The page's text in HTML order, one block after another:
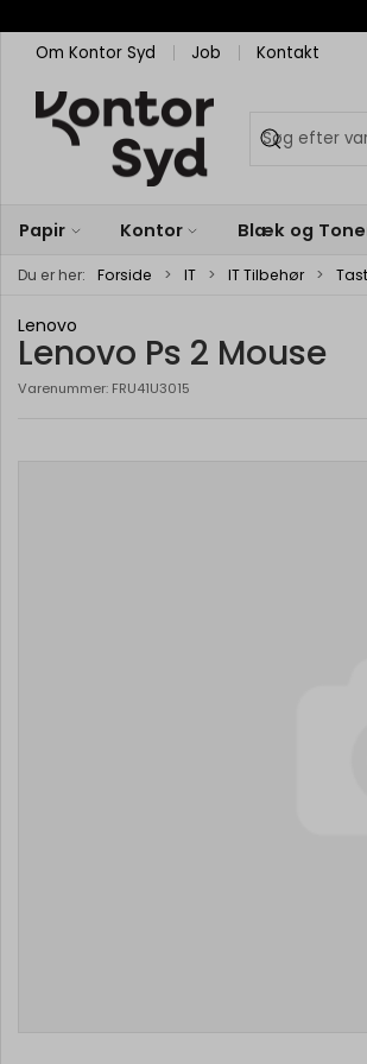
Om Kontor Syd
Job Kontakt
Papir Kontor Blæk og
Du er her: Forside IT IT Tilbehør
Lenovo
Lenovo Ps 2 Mouse
Varenummer: FRU41U3015